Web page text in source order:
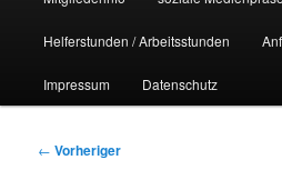
Helferstunden / Arbeitsstunden
Impressum Datenschutz
Beitragsnavigation
← Vorheriger